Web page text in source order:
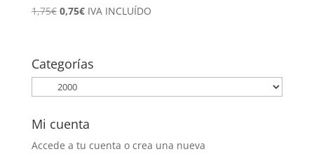
1,75€ El
1,75€.
0,75€El
0,75€.
IVA INCLUÍDO
Categorías
Mi cuenta
Accede a tu cuenta o crea una nueva